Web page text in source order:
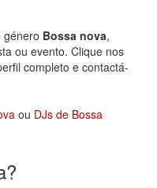
género Bossa nova,
ou evento. Clique nos
completo e contactá-
ou DJs de Bossa